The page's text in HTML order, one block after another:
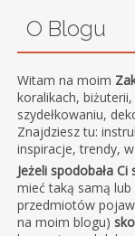
O Blogu
Witam na moim
koralikach,
szydełkowaniu,
Znajdziesz tu:
inspiracje, trendy,
Jeżeli spodobała
mieć taką samą
przedmiotów
na moim blogu)